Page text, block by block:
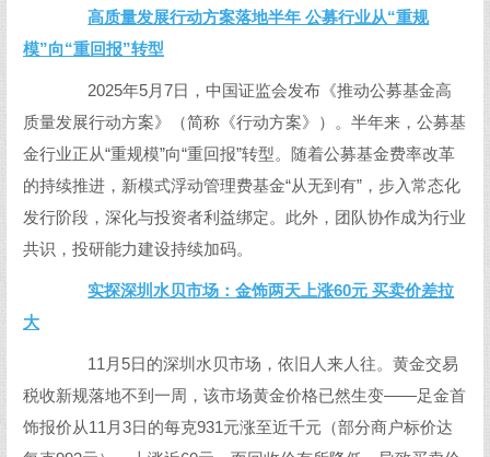
高质量发展行动方案落地半年 公募行业从“重规
模”向“重回报”转型
2025年5月7日，中国证监会发布《推动公募基金高
质量发展行动方案》（简称《行动方案》）。半年来，公募基
金行业正从“重规模”向“重回报”转型。随着公募基金费率改革
的持续推进，新模式浮动管理费基金“从无到有”，步入常态化
发行阶段，深化与投资者利益绑定。此外，团队协作成为行业
共识，投研能力建设持续加码。
实探深圳水贝市场：金饰两天上涨60元 买卖价差拉
大
11月5日的深圳水贝市场，依旧人来人往。黄金交易
税收新规落地不到一周，该市场黄金价格已然生变——足金首
饰报价从11月3日的每克931元涨至近千元（部分商户标价达